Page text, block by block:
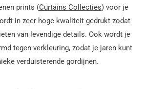
prints (Curtains Collecties) voor je
in zeer hoge kwaliteit gedrukt zodat
van levendige details. Ook wordt je
tegen verkleuring, zodat je jaren kunt
verduisterende gordijnen.